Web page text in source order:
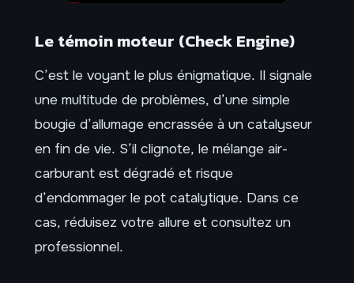
Le témoin moteur (Check Engine)
C’est le voyant le plus énigmatique. Il signale
une multitude de problèmes, d’une simple
bougie d’allumage encrassée à un catalyseur
en fin de vie. S’il clignote, le mélange air-
carburant est dégradé et risque
d’endommager le pot catalytique. Dans ce
cas, réduisez votre allure et consultez un
professionnel.